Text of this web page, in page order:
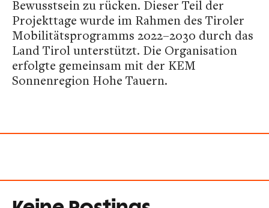
Bewusstsein zu rücken. Dieser Teil der
Projekttage wurde im Rahmen des Tiroler
Mobilitätsprogramms 2022–2030 durch das
Land Tirol unterstützt. Die Organisation
erfolgte gemeinsam mit der KEM
Sonnenregion Hohe Tauern.